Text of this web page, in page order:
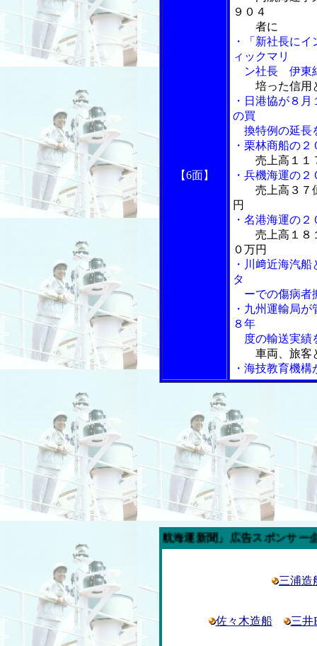
【6面】
９０４
者に
・「新社長に
ィックマリ
ン社長 伊東
培った信用
・日港協が８
の買
換特例の延長
・栗林商船の
売上高１１
・兵機海運の
売上高３７
円
・名港海運の
売上高１８
０万円
・川﨑近海汽
タ
ーでの傷病者
・九州運輸局
８年
度の輸送実績
車両、旅客
・海技教育機
今週の「内航海運新聞」広告スポンサー企業
三浦造
佐々木造船 三井